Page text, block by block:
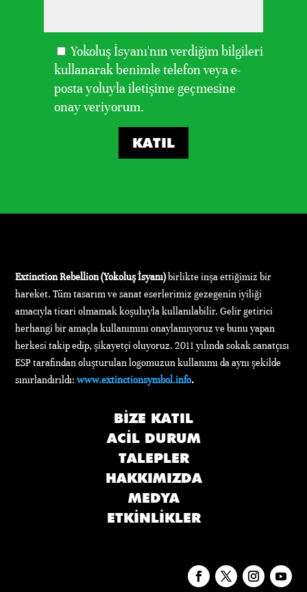
Yokoluş İsyanı'nın verdiğim bilgileri
kullanarak benimle telefon veya e-
posta yoluyla iletişime geçmesine
onay veriyorum.
KATIL
Extinction Rebellion (Yokoluş İsyanı)birlikte inşa ettiğimiz bir
hareket. Tüm tasarım ve sanat eserlerimiz gezegenin iyiliği
amacıyla ticari olmamak koşuluyla kullanılabilir. Gelir getirici
herhangi bir amaçla kullanımını onaylamıyoruz ve bunu yapan
herkesi takip edip, şikayetçi oluyoruz. 2011 yılında sokak sanatçısı
ESP tarafından oluşturulan logomuzun kullanımı da aynı şekilde
sınırlandırıldı:www.extinctionsymbol.info.
BIZE KATIL
ACIL DURUM
TALEPLER
HAKKIMIZDA
MEDYA
ETKINLIKLER